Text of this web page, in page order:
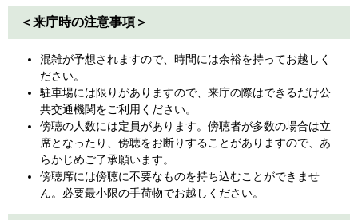
＜来庁時の注意事項＞
混雑が予想されますので、時間には余裕を持ってお越しく
ださい。
駐車場には限りがありますので、来庁の際はできるだけ公
共交通機関をご利用ください。
傍聴の人数には定員があります。傍聴者が多数の場合は立
席となったり、傍聴をお断りすることがありますので、あ
らかじめご了承願います。
傍聴席には傍聴に不要なものを持ち込むことができませ
ん。必要最小限の手荷物でお越しください。